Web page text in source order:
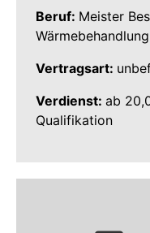
Beruf: Meister
Vertragsart:
Verdienst: ab
Qualifikation